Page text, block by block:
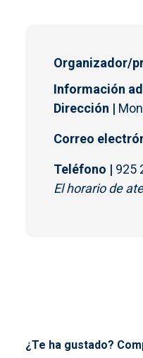
Organizador/
Información
Dirección |
Correo
Teléfono | 925
El horario de
¿Te ha gustado?